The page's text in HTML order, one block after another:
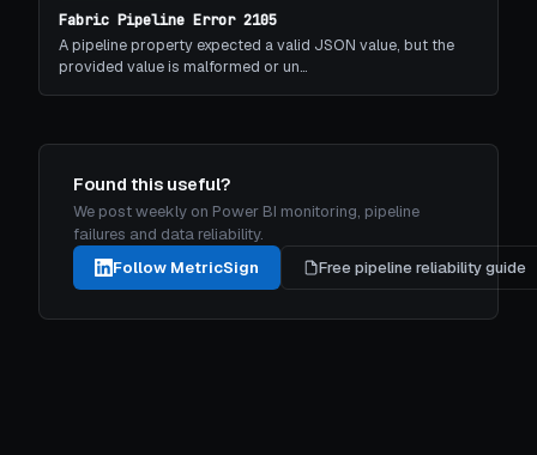
Fabric Pipeline Error 2105
A pipeline property expected a valid JSON value, but the
provided value is malformed or un…
Found this useful?
We post weekly on Power BI monitoring, pipeline
failures and data reliability.
Follow MetricSign
Free pipeline reliability guide